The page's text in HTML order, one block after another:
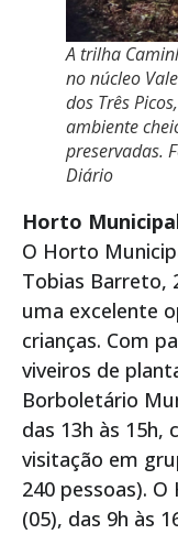
A trilha
no núcleo
dos Três
ambiente
preservadas.
Diário
Horto
O Horto
Tobias Barreto,
uma excelente
crianças. Com
viveiros de
Borboletário
das 13h às
visitação em
240 pessoas).
(05), das 9h às